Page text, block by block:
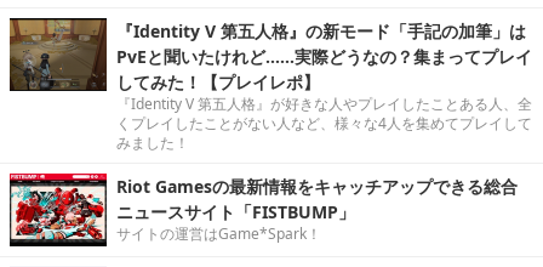
『Identity V 第五人格』の新モード「手記の加筆」は
PvEと聞いたけれど……実際どうなの？集まってプレイ
してみた！【プレイレポ】
『Identity V 第五人格』が好きな人やプレイしたことある人、全
くプレイしたことがない人など、様々な4人を集めてプレイして
みました！
Riot Gamesの最新情報をキャッチアップできる総合
ニュースサイト「FISTBUMP」
サイトの運営はGame*Spark！